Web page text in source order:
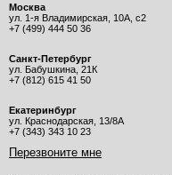
Москва
ул. 1-я Владимирская, 10А, с2
+7 (499) 444 50 36
Санкт-Петербург
ул. Бабушкина, 21К
+7 (812) 615 41 50
Екатеринбург
ул. Краснодарская, 13/8А
+7 (343) 343 10 23
Перезвоните мне